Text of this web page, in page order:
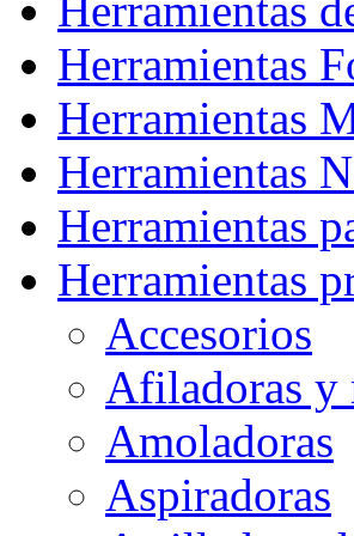
Herramientas
Herramientas
Herramientas
Herramientas
Herramientas
Accesorios
Afiladoras y
Amoladoras
Aspiradoras